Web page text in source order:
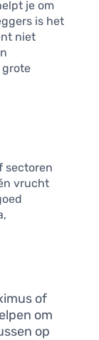
je om
is het
niet
grote
sectoren
vrucht
of
om
op